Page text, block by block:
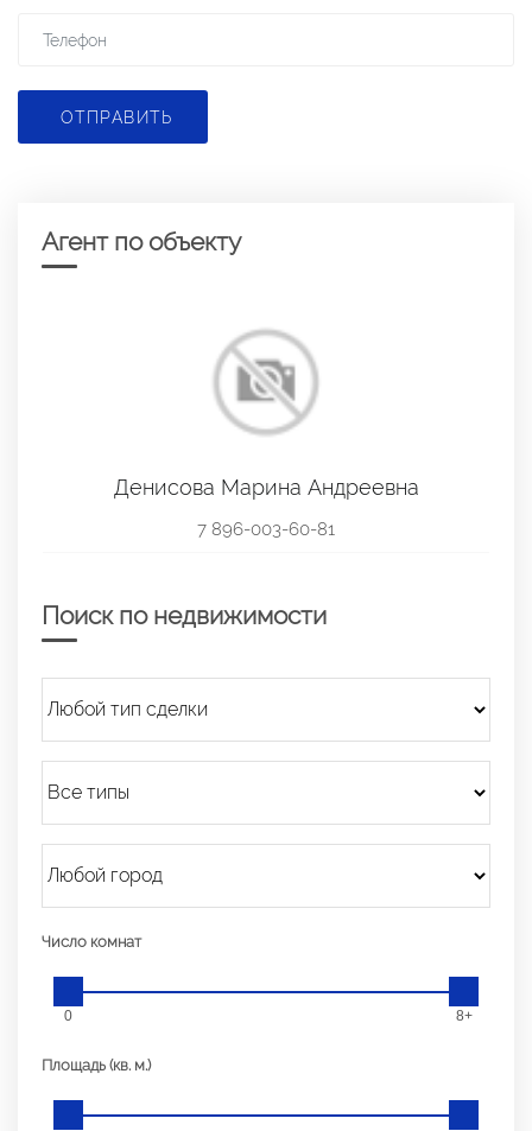
ОТПРАВИТЬ
Агент по объекту
Денисова Марина Андреевна
7 896-003-60-81
Поиск по недвижимости
Число комнат
0 8+
Площадь (кв. м.)